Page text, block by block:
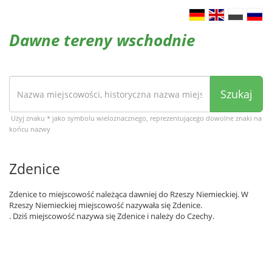
Dawne tereny wschodnie
Szukaj
Użyj znaku * jako symbolu wieloznacznego, reprezentującego dowolne znaki na
końcu nazwy
Zdenice
Zdenice to miejscowość należąca dawniej do Rzeszy Niemieckiej. W
Rzeszy Niemieckiej miejscowość nazywała się Zdenice.
. Dziś miejscowość nazywa się Zdenice i należy do Czechy.